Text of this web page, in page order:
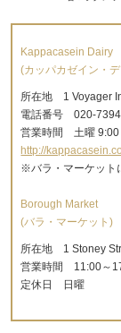
Kappacasein Dairy
(カッパカゼイン・
所在地 1 Voyager
電話番号 020-
営業時間 土曜 9:00
http://
※バラ・マーケット
Borough Market
(バラ・マーケット)
所在地 1 Stoney
営業時間 11:00～
定休日 日曜